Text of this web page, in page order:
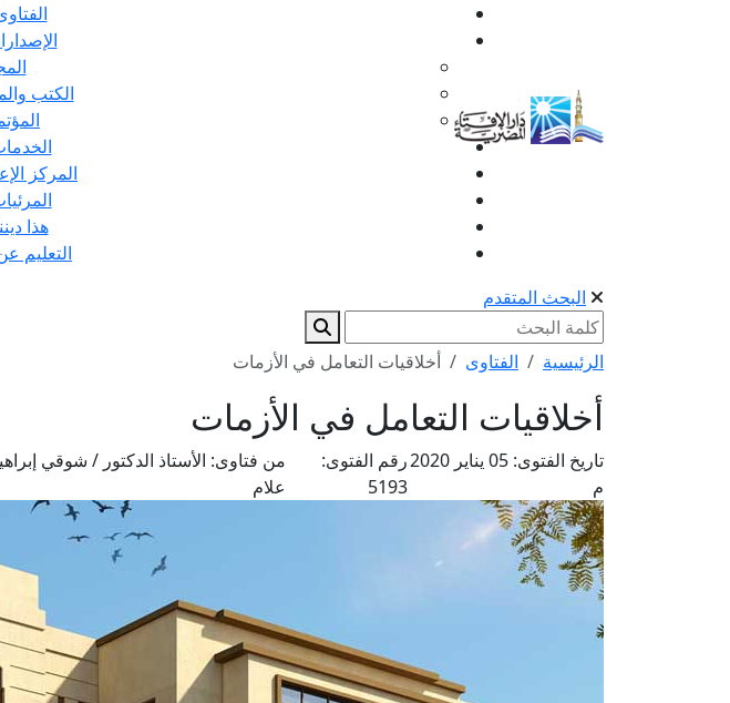
الكتب
المركز
هذا
التعليم
البحث المتقدم
الرئيسية الفتاوى أخلاقيات التعامل في الأزمات
أخلاقيات التعامل في الأزمات
تاريخ الفتوى:
05 يناير 2020
م
رقم الفتوى:
5193
من فتاوى: الأستاذ الدكتور / شوقي
علام